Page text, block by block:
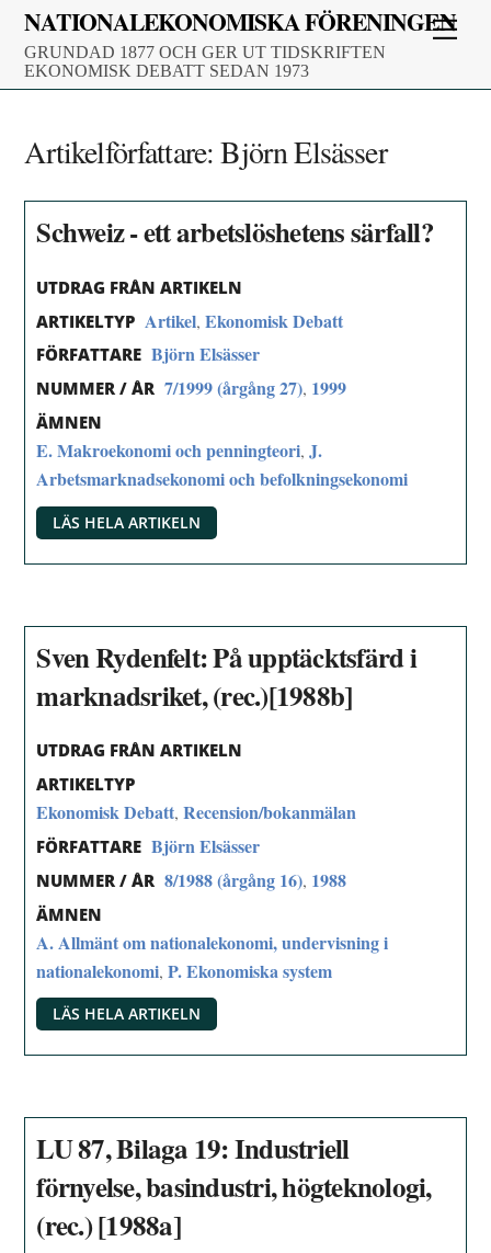
Skip
content
NATIONALEKONOMISKA FÖRENINGEN
GRUNDAD 1877 OCH GER UT TIDSKRIFTEN
EKONOMISK DEBATT SEDAN 1973
Artikelförfattare:Björn Elsässer
Schweiz - ett arbetslöshetens särfall?
UTDRAG FRÅN ARTIKELN
ARTIKELTYP Artikel,Ekonomisk Debatt
FÖRFATTARE Björn Elsässer
NUMMER / ÅR 7/1999 (årgång 27), 1999
ÄMNEN
E. Makroekonomi och penningteori,J.
Arbetsmarknadsekonomi och befolkningsekonomi
LÄS HELA ARTIKELN
Sven Rydenfelt: På upptäcktsfärd i
marknadsriket, (rec.)[1988b]
UTDRAG FRÅN ARTIKELN
ARTIKELTYP
Ekonomisk Debatt,Recension/bokanmälan
FÖRFATTARE Björn Elsässer
NUMMER / ÅR 8/1988 (årgång 16), 1988
ÄMNEN
A. Allmänt om nationalekonomi, undervisning i
nationalekonomi,P. Ekonomiska system
LÄS HELA ARTIKELN
LU 87, Bilaga 19: Industriell
förnyelse, basindustri, högteknologi,
(rec.) [1988a]